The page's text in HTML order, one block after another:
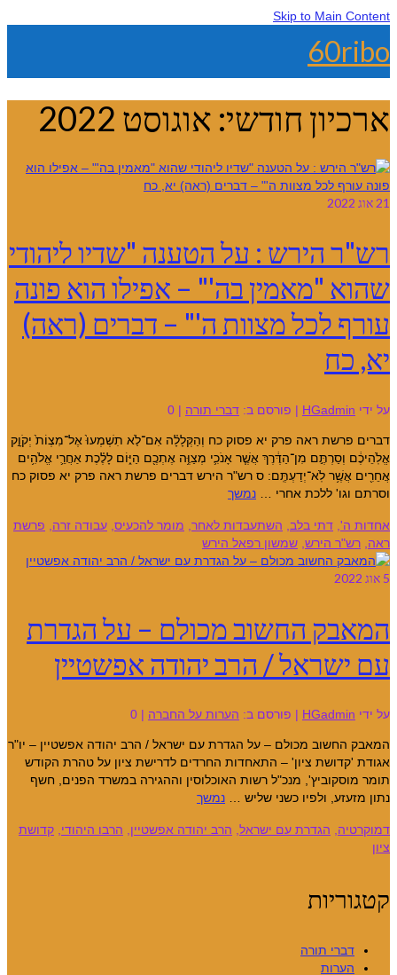
Skip to Main Content
60ribo
ארכיון חודשי: אוגוסט 2022
21אוג 2022
רש"ר הירש : על הטענה "שדיו ליהודי
שהוא "מאמין בה'" – אפילו הוא פונה
עורף לכל מצוות ה'" – דברים (ראה)
יא, כח
על ידי HGadmin
| פורסם ב: דברי תורה |
0
דברים פרשת ראה פרק יא פסוק כח וְהַקְּלָלָ֗ה אִם־לֹ֤א תִשְׁמְעוּ֙ אֶל־מִצְוֹת֙ יְקֹוָ֣ק
אֱלֹֽהֵיכֶ֔ם וְסַרְתֶּ֣ם מִן־הַדֶּ֔רֶךְ אֲשֶׁ֧ר אָנֹכִ֛י מְצַוֶּ֥ה אֶתְכֶ֖ם הַיּ֑וֹם לָלֶ֗כֶת אַחֲרֵ֛י אֱלֹהִ֥ים
אֲחֵרִ֖ים אֲשֶׁ֥ר לֹֽא־יְדַעְתֶּֽם: ס רש"ר הירש דברים פרשת ראה פרק יא פסוק כח
וסרתם וגו' ללכת אחרי …
נמשך
אחדות ה', דתי בלב, השתעבדות לאחר, מומר להכעיס, עבודה זרה,
פרשת
ראה, רש"ר הירש, שמשון רפאל הירש
5אוג 2022
המאבק החשוב מכולם – על הגדרת
עם ישראל / הרב יהודה אפשטיין
על ידי HGadmin
| פורסם ב: הערות על החברה |
0
המאבק החשוב מכולם – על הגדרת עם ישראל / הרב יהודה אפשטיין – יו"ר
אגודת 'קדושת ציון' – התאחדות החרדים לדרישת ציון על טהרת הקודש
תומר מוסקוביץ', מנכ"ל רשות האוכלוסין וההגירה במשרד הפנים, חשף
נתון מזעזע, ולפיו כשני שליש …
נמשך
דמוקרטיה, הגדרת עם ישראל, הרב יהודה אפשטיין, הרבו היהודי, קדושת
ציון
קטגוריות
דברי תורה
הערות